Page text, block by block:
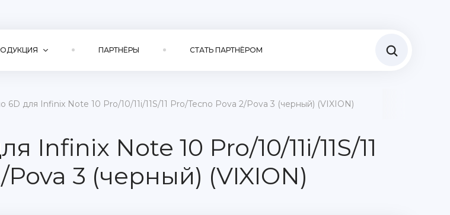
ПАРТНЁРЫ СТАТЬ ПАРТНЁРОМ
6D для Infinix Note 10 Pro/10/11i/11S/11 Pro/Tecno Pova 2/Pova 3 (черный) (VIXION)
Infinix Note 10 Pro/10/11i/11S/11
3 (черный) (VIXION)